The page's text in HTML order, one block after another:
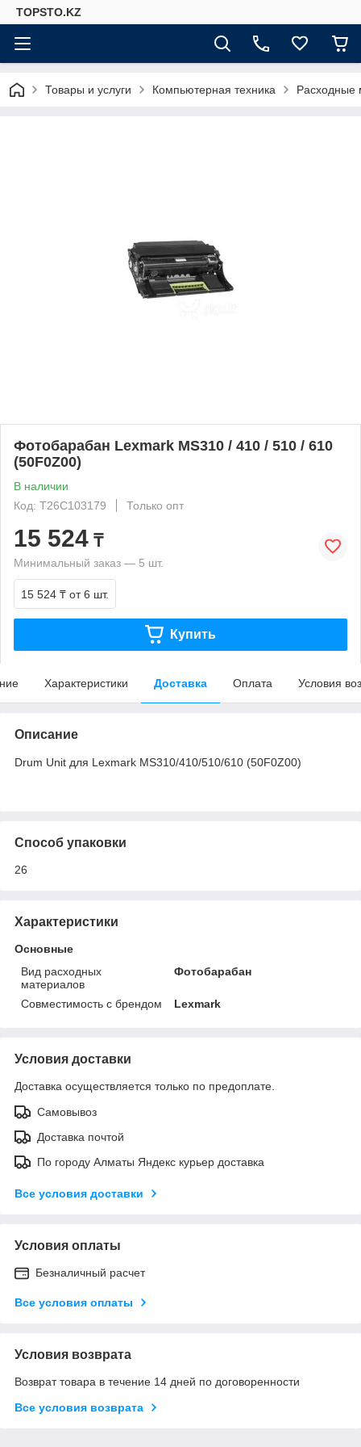
TOPSTO.KZ
Товары и услуги Компьютерная техника Расходные
Фотобарабан Lexmark MS310 / 410 / 510 / 610
(50F0Z00)
В наличии
Код: T26C103179
Только опт
15 524 ₸
Минимальный заказ — 5 шт.
15 524 ₸ от 6 шт.
Купить
Характеристики Доставка Оплата Условия
Описание
Drum Unit для Lexmark MS310/410/510/610 (50F0Z00)
Способ упаковки
26
Характеристики
Основные
Вид расходных
материалов
Фотобарабан
Совместимость с брендом Lexmark
Условия доставки
Доставка осуществляется только по предоплате.
Самовывоз
Доставка почтой
По городу Алматы Яндекс курьер доставка
Все условия доставки
Условия оплаты
Безналичный расчет
Все условия оплаты
Условия возврата
Возврат товара в течение 14 дней по договоренности
Все условия возврата